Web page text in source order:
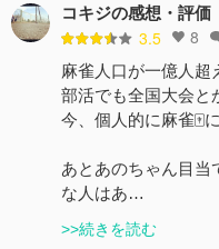
コキジの感想・評価
3.5 8
麻雀人口が一億人超
部活でも全国大会と
今、個人的に麻雀🀄️
あとあのちゃん目当
な人はあ…
>>続きを読む